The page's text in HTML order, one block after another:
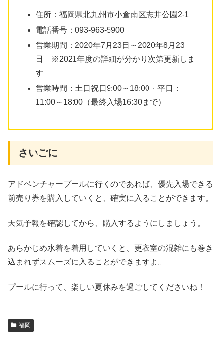
住所：福岡県北九州市小倉南区志井公園2-1
電話番号：093-963-5900
営業期間：2020年7月23日～2020年8月23
日 ※2021年度の詳細が分かり次第更新しま
す
営業時間：土日祝日9:00～18:00・平日：
11:00～18:00（最終入場16:30まで）
さいごに
アドベンチャープールに行くのであれば、優先入場できる
前売り券を購入していくと、確実に入ることができます。
天気予報を確認してから、購入するようにしましょう。
あらかじめ水着を着用していくと、更衣室の混雑にも巻き
込まれずスムーズに入ることができますよ。
プールに行って、楽しい夏休みを過ごしてくださいね！
福岡